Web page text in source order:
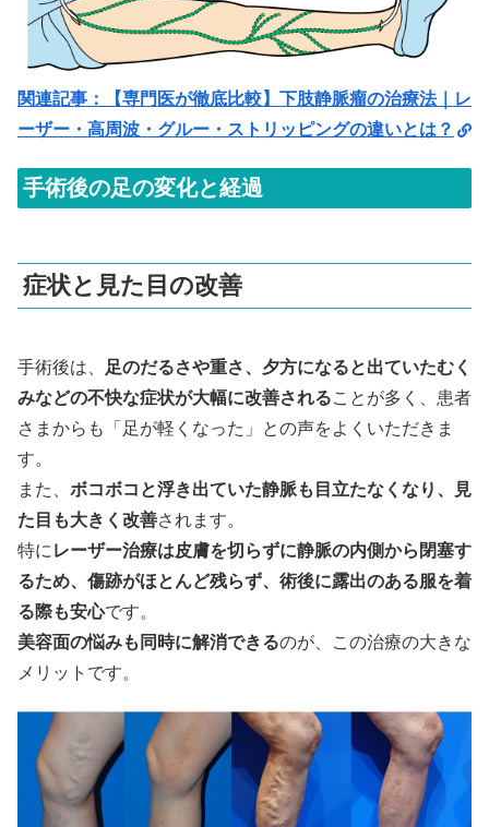
関連記事：【専門医が徹底比較】下肢静脈瘤の治療法｜レ
ーザー・高周波・グルー・ストリッピングの違いとは？
手術後の足の変化と経過
症状と見た目の改善
手術後は、
足のだるさや重さ、夕方になると出ていたむく
みなどの不快な症状が大幅に改善されることが多く、患者
さまからも「足が軽くなった」との声をよくいただきま
す。
また、 ボコボコと浮き出ていた静脈も目立たなくなり、見
た目も大きく改善されます。
特に レーザー治療は皮膚を切らずに静脈の内側から閉塞す
るため、傷跡がほとんど残らず、術後に露出のある服を着
る際も安心です。
美容面の悩みも同時に解消できるのが、この治療の大きな
メリットです。